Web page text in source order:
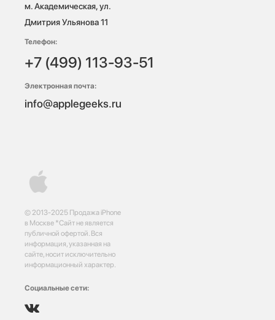
© 2013-2025 Продажа iPhone
в Москве *Сайт не является
публичной офертой. Вся
информация, указанная на
сайте, носит исключительно
информационный характер.
Социальные сети:
м. Академическая, ул.
Дмитрия Ульянова 11
Телефон:
+7 (499) 113-93-51
Электронная почта:
info@applegeeks.ru